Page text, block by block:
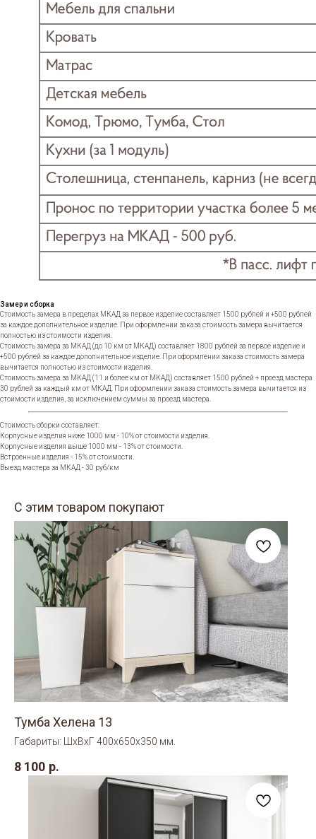
Замер и сборка
Стоимость замера в пределах МКАД за первое изделие составляет 1500 рублей и +500 рублей
за каждое дополнительное изделие. При оформлении заказа стоимость замера вычитается
полностью из стоимости изделия.
Стоимость замера за МКАД (до 10 км от МКАД) составляет 1800 рублей за первое изделие и
+500 рублей за каждое дополнительное изделие. При оформлении заказа стоимость замера
вычитается полностью из стоимости изделия.
Стоимость замера за МКАД (11 и более км от МКАД) составляет 1500 рублей + проезд мастера
30 рублей за каждый км от МКАД. При оформлении заказа стоимость замера вычитается из
стоимости изделия, за исключением суммы за проезд мастера.
Стоимость сборки составляет:
Корпусные изделия ниже 1000 мм - 10% от стоимости изделия.
Корпусные изделия выше 1000 мм - 13% от стоимости.
Встроенные изделия - 15% от стоимости.
Выезд мастера за МКАД - 30 руб/км
С этим товаром покупают
Тумба Хелена 13
Габариты: ШхВхГ 400х650х350 мм.
8 100 р.